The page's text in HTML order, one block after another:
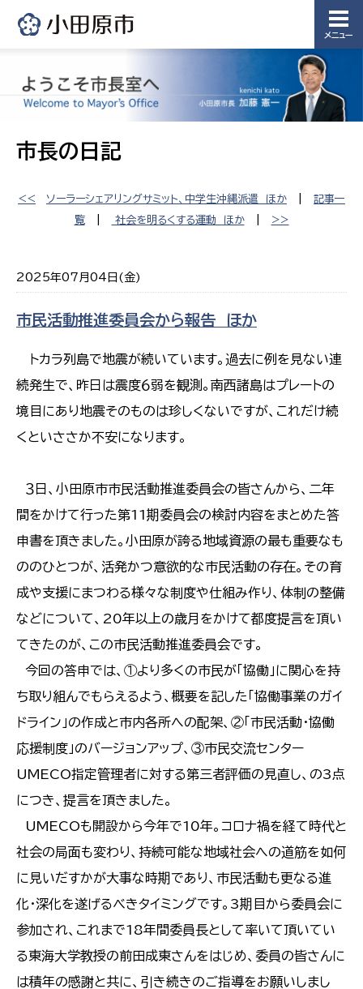
メニュー
市長の日記
<< ソーラーシェアリングサミット、中学生沖縄派遣 ほか
記事一
覧| 社会を明るくする運動 ほか| >>
2025年07月04日(金)
市民活動推進委員会から報告 ほか
トカラ列島で地震が続いています。過去に例を見ない連
続発生で、昨日は震度６弱を観測。南西諸島はプレートの
境目にあり地震そのものは珍しくないですが、これだけ続
くといささか不安になります。
３日、小田原市市民活動推進委員会の皆さんから、二年
間をかけて行った第11期委員会の検討内容をまとめた答
申書を頂きました。小田原が誇る地域資源の最も重要なも
ののひとつが、活発かつ意欲的な市民活動の存在。その育
成や支援にまつわる様々な制度や仕組み作り、体制の整備
などについて、20年以上の歳月をかけて都度提言を頂い
てきたのが、この市民活動推進委員会です。
今回の答申では、①より多くの市民が「協働」に関心を持
ち取り組んでもらえるよう、概要を記した「協働事業のガイ
ドライン」の作成と市内各所への配架、②「市民活動・協働
応援制度」のバージョンアップ、③市民交流センター
UMECO指定管理者に対する第三者評価の見直し、の3点
につき、提言を頂きました。
UMECOも開設から今年で10年。コロナ禍を経て時代と
社会の局面も変わり、持続可能な地域社会への道筋を如何
に見いだすかが大事な時期であり、市民活動も更なる進
化・深化を遂げるべきタイミングです。3期目から委員会に
参加され、これまで18年間委員長として率いて頂いてい
る東海大学教授の前田成東さんをはじめ、委員の皆さんに
は積年の感謝と共に、引き続きのご指導をお願いしまし